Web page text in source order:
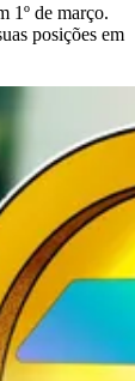
1º de março.
posições em